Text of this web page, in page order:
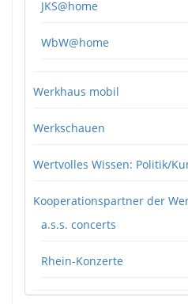
JKS@home
WbW@home
Werkhaus mobil
Werkschauen
Wertvolles Wissen: Politik/
Kooperationspartner der
a.s.s. concerts
Rhein-Konzerte